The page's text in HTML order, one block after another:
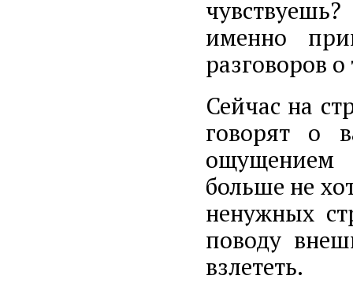
именно
разговоров
Сейчас на
говорят о
больше не
ненужных
поводу
взлететь.